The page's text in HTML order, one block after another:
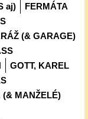
aj)
FERMÁTA
(& GARAGE)
GOTT, KAREL
(& MANŽELÉ)